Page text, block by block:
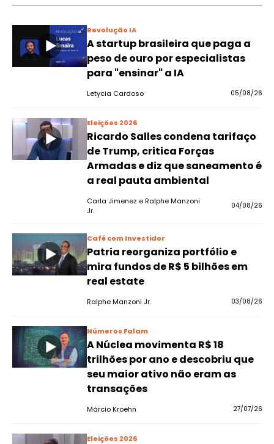
Revolução IA
A startup brasileira que paga a
peso de ouro por especialistas
para "ensinar" a IA
Letycia Cardoso 05/08/26
Eleições 2026
Ricardo Salles condena tarifaço
de Trump, critica Forças
Armadas e diz que saneamento é
a real pauta ambiental
Carla Jimenez e Ralphe Manzoni
Jr.
04/08/26
Café com Investidor
Patria reorganiza portfólio e
mira fundos de R$ 5 bilhões em
real estate
Ralphe Manzoni Jr. 03/08/26
Números Falam
A Núclea movimenta R$ 18
trilhões por ano e descobriu que
seu maior ativo não eram as
transações
Márcio Kroehn 27/07/26
Eleições 2026